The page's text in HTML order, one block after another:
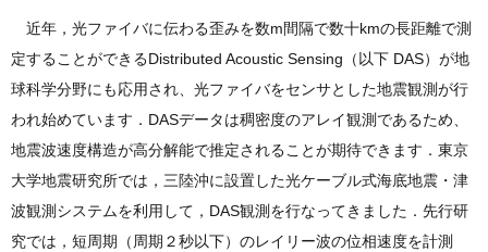
近年，光ファイバに伝わる歪みを数m間隔で数十kmの長距離で測
定することができるDistributed Acoustic Sensing（以下 DAS）が地
球科学分野にも応用され、光ファイバをセンサとした地震観測が行
われ始めています．DASデータは稠密度のアレイ観測であるため、
地震波速度構造が高分解能で推定されることが期待できます．東京
大学地震研究所では，三陸沖に設置した光ケーブル式海底地震・津
波観測システムを利用して，DAS観測を行なってきました．先行研
究では，短周期（周期２秒以下）のレイリー波の位相速度を計測